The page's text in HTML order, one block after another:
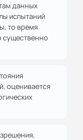
данных
испытаний
то время
существенно
оценивается